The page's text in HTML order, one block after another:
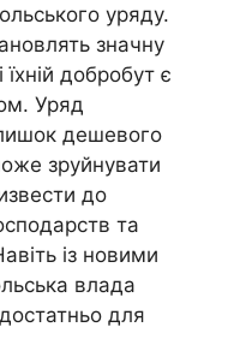
уряду.
значну
добробут є
Уряд
дешевого
зруйнувати
до
та
із новими
влада
для